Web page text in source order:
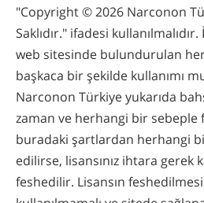
"Copyright © 2026 Narconon
Saklıdır." ifadesi
web sitesinde bulundurulan
başkaca bir şekilde kullanımı
Narconon Türkiye yukarıda
zaman ve herhangi bir sebeple
buradaki şartlardan herhangi
edilirse, lisansınız ihtara gerek
feshedilir. Lisansın